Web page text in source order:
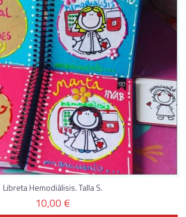
Libreta Hemodiálisis. Talla S.
10,00 €